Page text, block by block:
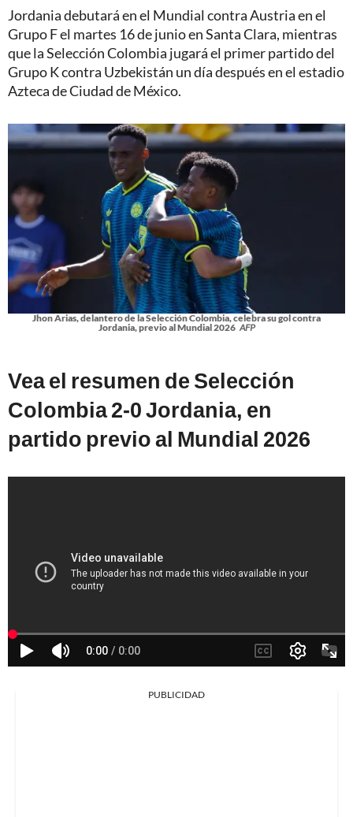
Jordania debutará en el Mundial contra Austria en el
Grupo F el martes 16 de junio en Santa Clara, mientras
que la Selección Colombia jugará el primer partido del
Grupo K contra Uzbekistán un día después en el estadio
Azteca de Ciudad de México.
Jhon Arias, delantero de la Selección Colombia, celebra su gol contra
Jordania, previo al Mundial 2026 AFP
Vea el resumen de Selección
Colombia 2-0 Jordania, en
partido previo al Mundial 2026
PUBLICIDAD